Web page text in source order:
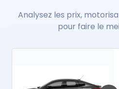
Analysez les prix,
pour faire le